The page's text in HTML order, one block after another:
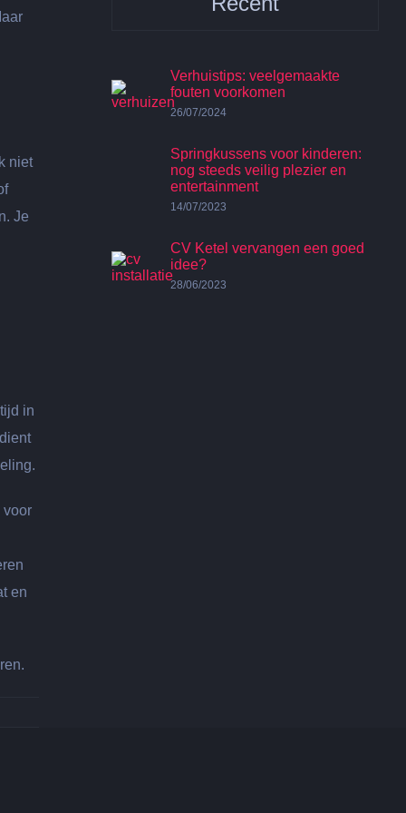
niet
Je
in
voor
en
Verhuistips: veelgemaakte
fouten voorkomen
26/07/2024
Springkussens voor kinderen:
nog steeds veilig plezier en
entertainment
14/07/2023
CV Ketel vervangen een goed
idee?
28/06/2023